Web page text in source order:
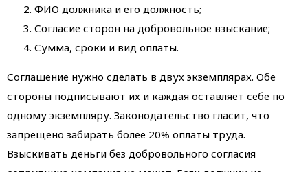
ФИО должника и его должность;
Согласие сторон на добровольное взыскание;
Сумма, сроки и вид оплаты.
Соглашение нужно сделать в двух экземплярах. Обе
стороны подписывают их и каждая оставляет себе по
одному экземпляру. Законодательство гласит, что
запрещено забирать более 20% оплаты труда.
Взыскивать деньги без добровольного согласия